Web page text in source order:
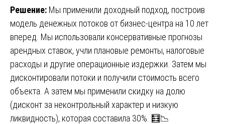
Решение: Мы применили доходный подход, построив
модель денежных потоков от бизнес-центра на 10 лет
вперед. Мы использовали консервативные прогнозы
арендных ставок, учли плановые ремонты, налоговые
расходы и другие операционные издержки. Затем мы
дисконтировали потоки и получили стоимость всего
объекта. А затем мы применили скидку на долю
(дисконт за неконтрольный характер и низкую
ликвидность), которая составила 30%. 🧮📉